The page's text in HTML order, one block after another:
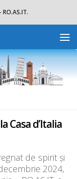
Casa d’Italia
de spirit şi
2024,